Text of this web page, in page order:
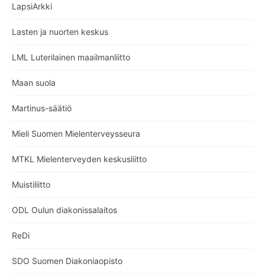
LapsiArkki
Lasten ja nuorten keskus
LML Luterilainen maailmanliitto
Maan suola
Martinus-säätiö
Mieli Suomen Mielenterveysseura
MTKL Mielenterveyden keskusliitto
Muistiliitto
ODL Oulun diakonissalaitos
ReDi
SDO Suomen Diakoniaopisto